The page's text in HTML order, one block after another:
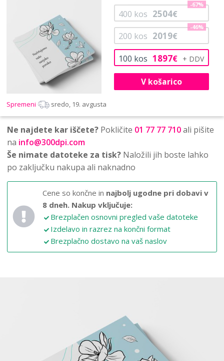
100 kos 1897€
200 kos 2019€
-46%
400 kos 2504€
-67%
V košarico
Spremeni sredo, 19. avgusta
Ne najdete kar iščete? Pokličite 01 77 77 710ali pišite
na info@300dpi.com
Še nimate datoteke za tisk? Naložili jih boste lahko
po zaključku nakupa ali naknadno
Cene so končne in najbolj ugodne pri dobavi v
8 dneh. Nakup vključuje:
Brezplačen osnovni pregled vaše datoteke
Izdelavo in razrez na končni format
Brezplačno dostavo na vaš naslov